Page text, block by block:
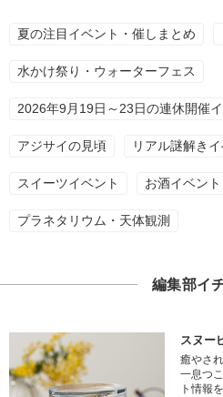
夏の注目イベント・催しまとめ
水かけ祭り・ウォーターフェス
2026年9月19日～23日の連休開催
アジサイの見頃 リアル謎解き
スイーツイベント お酒イベント
プラネタリウム・天体観測
編集部イ
スヌー
癒やさ
一息つ
ト情報